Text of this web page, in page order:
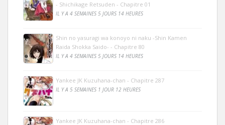
- Shichikage Retsuden - Chapitre 01
IL Y A 4 SEMAINES 5 JOURS 14 HEURES
Shin no yasuragi wa konoyo ni naku -Shin Kamen
Raida Shokka Saido- - Chapitre 80
IL Y A 4 SEMAINES 5 JOURS 14 HEURES
Yankee JK Kuzuhana-chan - Chapitre 287
IL Y A 5 SEMAINES 1 JOUR 12 HEURES
Yankee JK Kuzuhana-chan - Chapitre 286